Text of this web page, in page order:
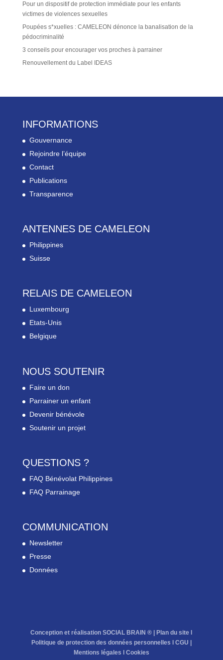
Pour un dispositif de protection immédiate pour les enfants
victimes de violences sexuelles
Poupées s*xuelles : CAMELEON dénonce la banalisation de la
pédocriminalité
3 conseils pour encourager vos proches à parrainer
Renouvellement du Label IDEAS
INFORMATIONS
Gouvernance
Rejoindre l’équipe
Contact
Publications
Transparence
ANTENNES DE CAMELEON
Philippines
Suisse
RELAIS DE CAMELEON
Luxembourg
Etats-Unis
Belgique
NOUS SOUTENIR
Faire un don
Parrainer un enfant
Devenir bénévole
Soutenir un projet
QUESTIONS ?
FAQ Bénévolat Philippines
FAQ Parrainage
COMMUNICATION
Newsletter
Presse
Données
Conception et réalisation SOCIAL BRAIN ® | Plan du site
Politique de protection des données personnelles
CGU
Mentions légales
Cookies